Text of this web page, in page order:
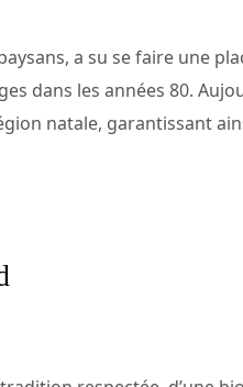
a su se faire une
dans les années 80.
natale, garantissant